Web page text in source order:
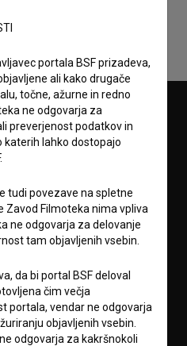
portala BSF prizadeva,
ali kako drugače
točne, ažurne in redno
ne odgovarja za
preverjenost podatkov in
katerih lahko dostopajo
tudi povezave na spletne
Zavod Filmoteka nima vpliva
ne odgovarja za delovanje
tam objavljenih vsebin.
da bi portal BSF deloval
čim večja
portala, vendar ne odgovarja
objavljenih vsebin.
odgovarja za kakršnokoli